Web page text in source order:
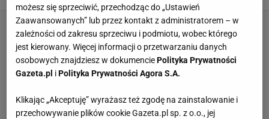
możesz się sprzeciwić, przechodząc do „Ustawień
Zaawansowanych” lub przez kontakt z administratorem – w
zależności od zakresu sprzeciwu i podmiotu, wobec którego
jest kierowany. Więcej informacji o przetwarzaniu danych
osobowych znajdziesz w dokumencie Polityka Prywatności
Gazeta.pl i Polityka Prywatności Agora S.A.
Klikając „Akceptuję” wyrażasz też zgodę na zainstalowanie i
przechowywanie plików cookie Gazeta.pl sp. z o.o., jej